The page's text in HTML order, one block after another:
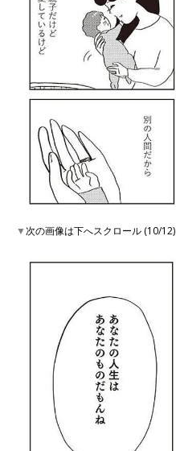
▼次の画像は下へスクロール (10/12)